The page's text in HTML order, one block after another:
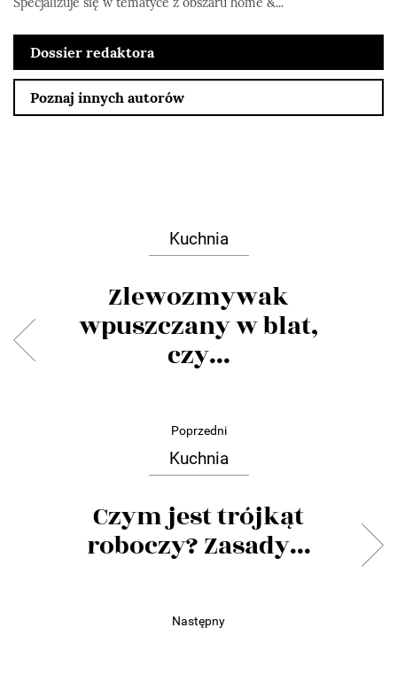
Dossier redaktora
Poznaj innych autorów
Kuchnia
Zlewozmywak
wpuszczany w blat,
czy...
Poprzedni
Kuchnia
Czym jest trójkąt
roboczy? Zasady...
Następny